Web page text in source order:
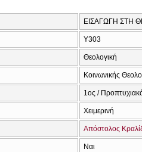
ΕΙΣΑΓΩΓΗ ΣΤΗ
Υ303
Θεολογική
Κοινωνικής
1ος /
Χειμερινή
Απόστολος
Ναι